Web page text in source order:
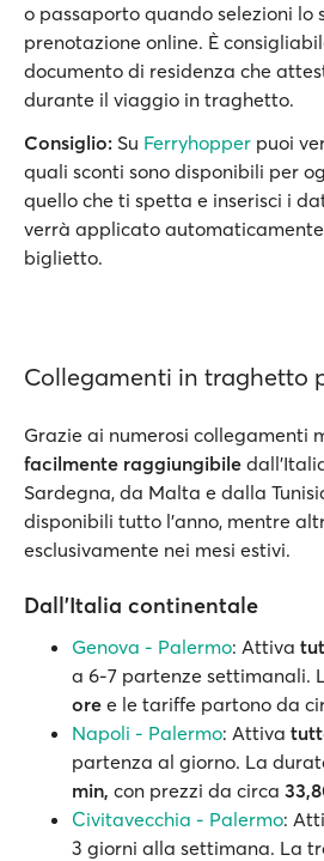
o passaporto quando selezioni lo
prenotazione online. È
documento di residenza che
durante il viaggio in traghetto.
Consiglio: Su Ferryhopper puoi
quali sconti sono disponibili per
quello che ti spetta e inserisci i
verrà applicato
biglietto.
Collegamenti in traghetto
Grazie ai numerosi collegamenti
facilmente raggiungibile
Sardegna, da Malta e dalla
disponibili tutto l'anno, mentre
esclusivamente nei mesi estivi.
Dall’Italia continentale
Genova - Palermo: Attiva
a 6-7 partenze settimanali.
ore e le tariffe partono da
Napoli - Palermo: Attiva
partenza al giorno. La
min, con prezzi da circa
Civitavecchia - Palermo:
3 giorni alla settimana. La